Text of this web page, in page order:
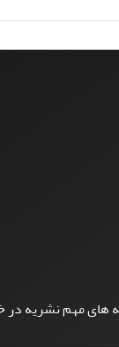
های مهم نشریه در